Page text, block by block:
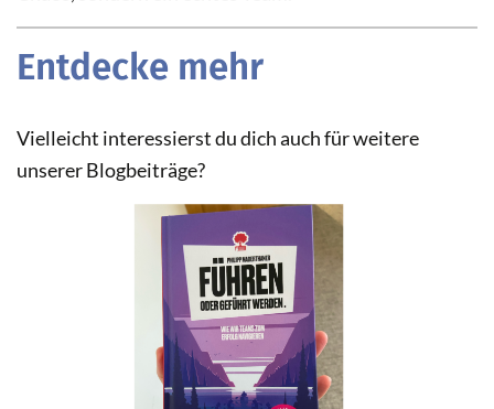
Entdecke mehr
Vielleicht interessierst du dich auch für weitere
unserer Blogbeiträge?